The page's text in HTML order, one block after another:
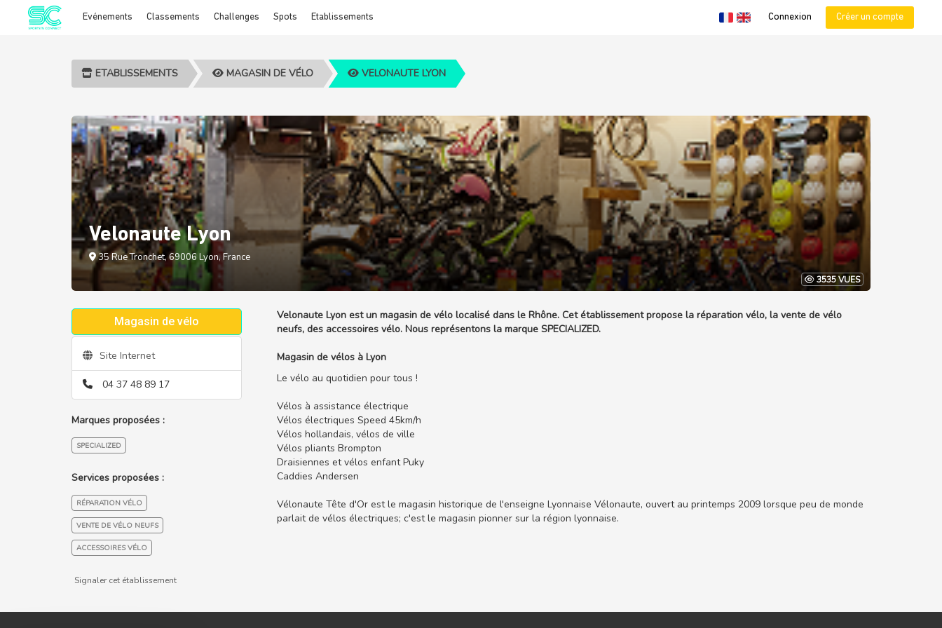
Evénements Classements Challenges Spots Etablissements Connexion Créer un compte
ETABLISSEMENTS MAGASIN DE VÉLO VELONAUTE LYON
Velonaute Lyon
35 Rue Tronchet, 69006 Lyon, France
3535 VUES
Magasin de vélo
Site Internet
04 37 48 89 17
Marques proposées :
SPECIALIZED
Services proposées :
RÉPARATION VÉLO
VENTE DE VÉLO NEUFS
ACCESSOIRES VÉLO
Signaler cet établissement
Velonaute Lyon est un magasin de vélo localisé dans le Rhône. Cet établissement propose la réparation vélo, la vente de vélo
neufs, des accessoires vélo. Nous représentons la marque SPECIALIZED.
Magasin de vélos à Lyon
Le vélo au quotidien pour tous !
Vélos à assistance électrique
Vélos électriques Speed 45km/h
Vélos hollandais, vélos de ville
Vélos pliants Brompton
Draisiennes et vélos enfant Puky
Caddies Andersen
Vélonaute Tête d'Or est le magasin historique de l'enseigne Lyonnaise Vélonaute, ouvert au printemps 2009 lorsque peu de monde
parlait de vélos électriques; c'est le magasin pionner sur la région lyonnaise.